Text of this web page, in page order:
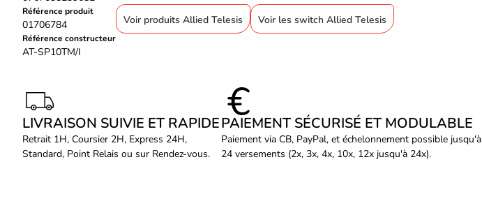
Référence produit
01706784
Référence constructeur
AT-SP10TM/I
Voir produits Allied Telesis Voir les switch Allied Telesis
LIVRAISON SUIVIE ET RAPIDE
Retrait 1H, Coursier 2H, Express 24H,
Standard, Point Relais ou sur Rendez-vous.
PAIEMENT SÉCURISÉ ET MODULABLE
Paiement via CB, PayPal, et échelonnement possible jusqu'à
24 versements (2x, 3x, 4x, 10x, 12x jusqu'à 24x).